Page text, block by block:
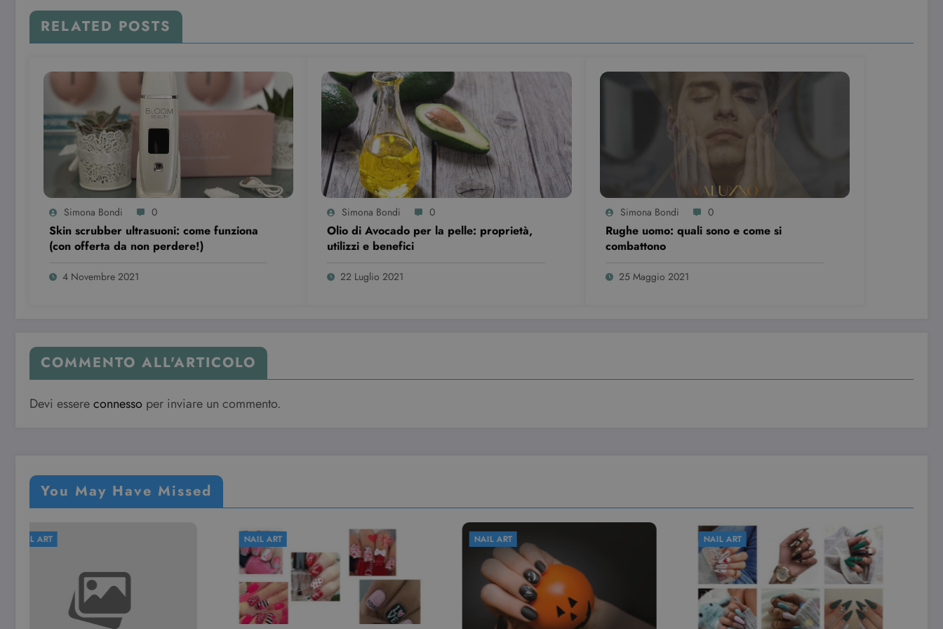
RELATED POSTS
Simona Bondi 0
Skin scrubber ultrasuoni: come funziona
(con offerta da non perdere!)
4 Novembre 2021
Simona Bondi 0
Olio di Avocado per la pelle: proprietà,
utilizzi e benefici
22 Luglio 2021
Simona Bondi 0
Rughe uomo: quali sono e come si
combattono
25 Maggio 2021
COMMENTO ALL'ARTICOLO
Devi essereconnesso per inviare un commento.
You May Have Missed
NAIL ART NAIL ART NAIL ART NAIL ART